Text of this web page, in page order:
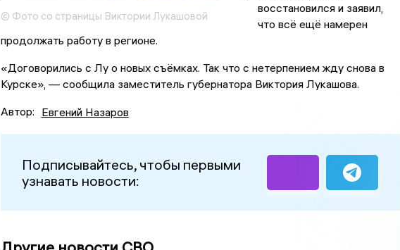
© Фото со страницы Виктории Лукашовой
восстановился и заявил,
что всё ещё намерен
продолжать работу в регионе.
«Договорились с Лу о новых съёмках. Так что с нетерпением жду снова в
Курске», — сообщила заместитель губернатора Виктория Лукашова.
Автор: Евгений Назаров
Подписывайтесь, чтобы первыми
узнавать новости: